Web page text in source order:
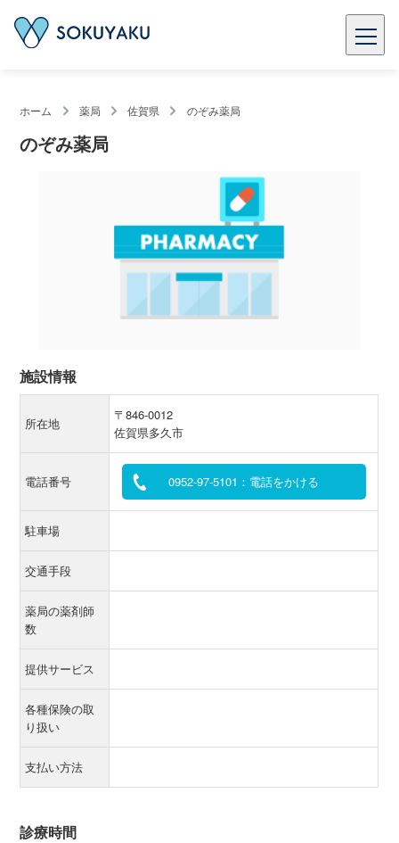
ホーム 薬局 佐賀県 のぞみ薬局
のぞみ薬局
施設情報
所在地
〒846-0012
佐賀県多久市
電話番号 0952-97-5101：電話をかける
駐車場
交通手段
薬局の薬剤師
数
提供サービス
各種保険の取
り扱い
支払い方法
診療時間